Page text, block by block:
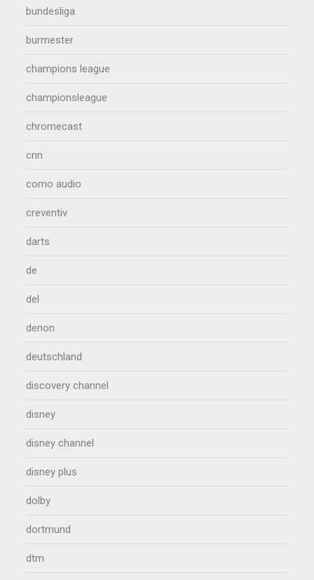
bundesliga
burmester
champions league
championsleague
chromecast
cnn
como audio
creventiv
darts
de
del
denon
deutschland
discovery channel
disney
disney channel
disney plus
dolby
dortmund
dtm